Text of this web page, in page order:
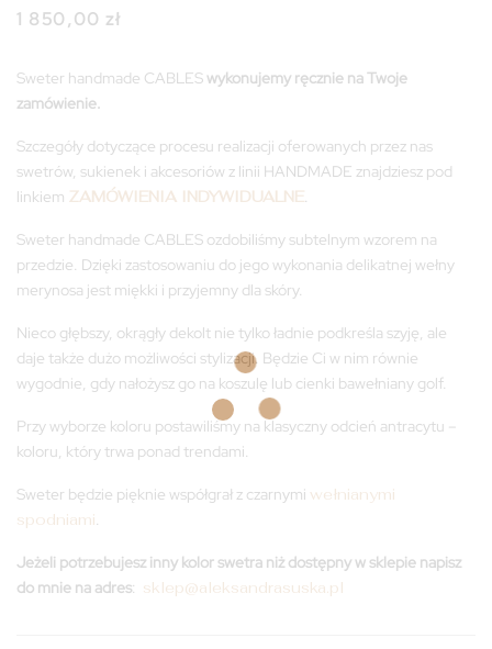
1 850,00 zł
Sweter handmade CABLES wykonujemy ręcznie na Twoje
zamówienie.
Szczegóły dotyczące procesu realizacji oferowanych przez nas
swetrów, sukienek i akcesoriów z linii HANDMADE znajdziesz pod
linkiem ZAMÓWIENIA INDYWIDUALNE.
Sweter handmade CABLES ozdobiliśmy subtelnym wzorem na
przedzie. Dzięki zastosowaniu do jego wykonania delikatnej wełny
merynosa jest miękki i przyjemny dla skóry.
Nieco głębszy, okrągły dekolt nie tylko ładnie podkreśla szyję, ale
daje także dużo możliwości stylizacji. Będzie Ci w nim równie
wygodnie, gdy nałożysz go na koszulę lub cienki bawełniany golf.
Przy wyborze koloru postawiliśmy na klasyczny odcień antracytu –
koloru, który trwa ponad trendami.
Sweter będzie pięknie współgrał z czarnymi wełnianymi
spodniami.
Jeżeli potrzebujesz inny kolor swetra niż dostępny w sklepie napisz
do mnie na adres: sklep@aleksandrasuska.pl